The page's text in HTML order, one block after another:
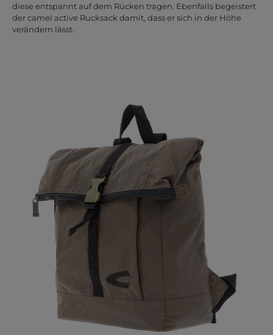
diese entspannt auf dem Rücken tragen. Ebenfalls begeistert
der camel active Rucksack damit, dass er sich in der Höhe
verändern lässt.